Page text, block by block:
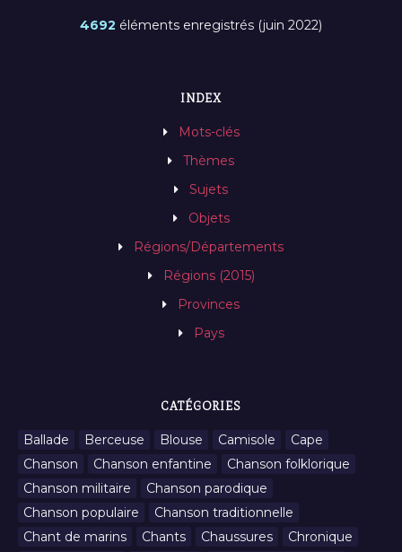
4692 éléments enregistrés (juin 2022)
INDEX
Mots-clés
Thèmes
Sujets
Objets
Régions/Départements
Régions (2015)
Provinces
Pays
CATÉGORIES
Ballade Berceuse Blouse Camisole
Cape
Chanson
Chanson enfantine
Chanson folklorique
Chanson militaire
Chanson parodique
Chanson populaire
Chanson traditionnelle
Chant de marins
Chants Chaussures
Chronique